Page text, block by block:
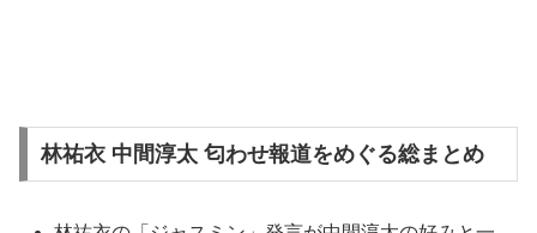
林祐衣 中間淳太 匂わせ報道をめぐる総まとめ